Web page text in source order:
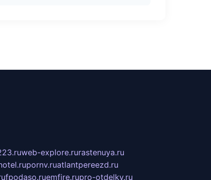
web-explore.rurastenuya.ru
pornv.ruatlantpereezd.ru
fpodaso.ruemfire.rupro-otdelky.ru